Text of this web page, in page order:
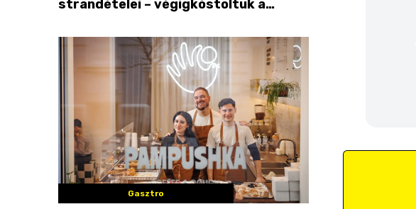
strandételei – végigkóstoltuk a
Gasztro